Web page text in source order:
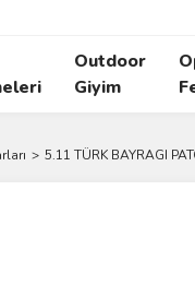
Outdoor
Giyim
5.11 TÜRK BAYRAGI